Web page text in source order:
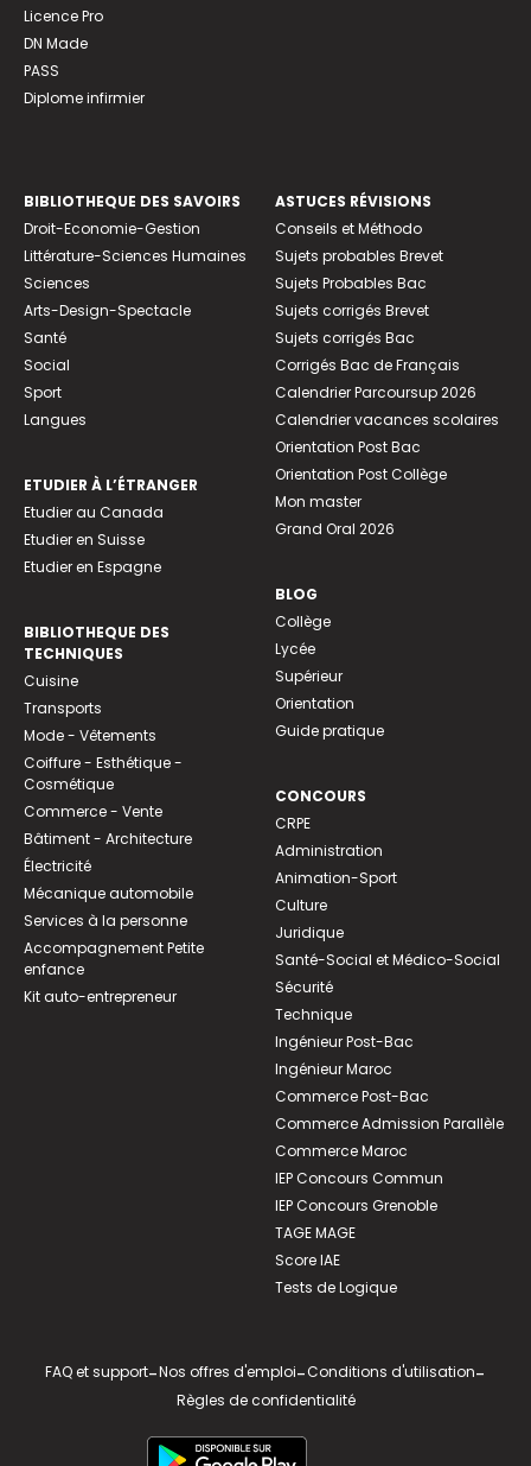
Licence Pro
DN Made
PASS
Diplome infirmier
BIBLIOTHEQUE DES SAVOIRS
Droit-Economie-Gestion
Littérature-Sciences Humaines
Sciences
Arts-Design-Spectacle
Santé
Social
Sport
Langues
ETUDIER À L’ÉTRANGER
Etudier au Canada
Etudier en Suisse
Etudier en Espagne
BIBLIOTHEQUE DES
TECHNIQUES
Cuisine
Transports
Mode - Vêtements
Coiffure - Esthétique -
Cosmétique
Commerce - Vente
Bâtiment - Architecture
Électricité
Mécanique automobile
Services à la personne
Accompagnement Petite
enfance
Kit auto-entrepreneur
ASTUCES RÉVISIONS
Conseils et Méthodo
Sujets probables Brevet
Sujets Probables Bac
Sujets corrigés Brevet
Sujets corrigés Bac
Corrigés Bac de Français
Calendrier Parcoursup 2026
Calendrier vacances scolaires
Orientation Post Bac
Orientation Post Collège
Mon master
Grand Oral 2026
BLOG
Collège
Lycée
Supérieur
Orientation
Guide pratique
CONCOURS
CRPE
Administration
Animation-Sport
Culture
Juridique
Santé-Social et Médico-Social
Sécurité
Technique
Ingénieur Post-Bac
Ingénieur Maroc
Commerce Post-Bac
Commerce Admission Parallèle
Commerce Maroc
IEP Concours Commun
IEP Concours Grenoble
TAGE MAGE
Score IAE
Tests de Logique
FAQ et support-Nos offres d'emploi-Conditions d'utilisation-
Règles de confidentialité